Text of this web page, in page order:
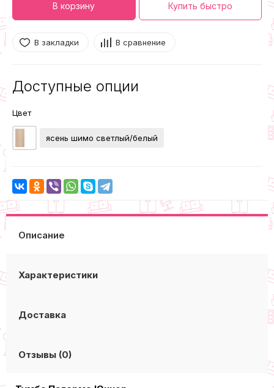
В корзину Купить быстро
В закладки В сравнение
Доступные опции
Цвет
ясень шимо светлый/белый
Описание
Характеристики
Доставка
Отзывы (0)